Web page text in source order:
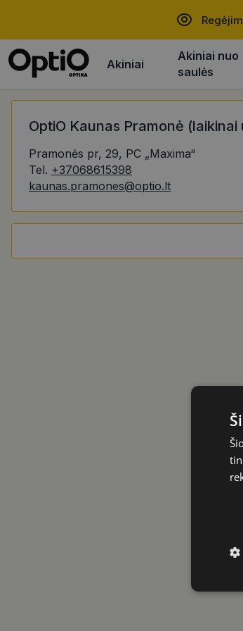
Akiniai
Akiniai nuo
saulės
OptiO Kaunas Pramonė
Pramonės pr, 29, PC „Maxima“
Tel. +37068615398
kaunas.pramones@optio.lt